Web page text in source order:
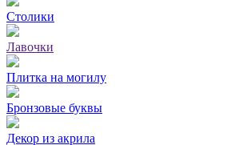
Столики
Лавочки
Плитка на могилу
Бронзовые буквы
Декор из акрила